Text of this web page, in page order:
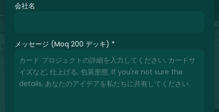
会社名
メッセージ (Moq 200 デッキ) *